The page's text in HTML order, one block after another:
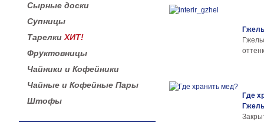
Сырные доски
Супницы
Тарелки ХИТ!
Фруктовницы
Чайники и Кофейники
Чайные и Кофейные Пары
Штофы
Где
Гжель